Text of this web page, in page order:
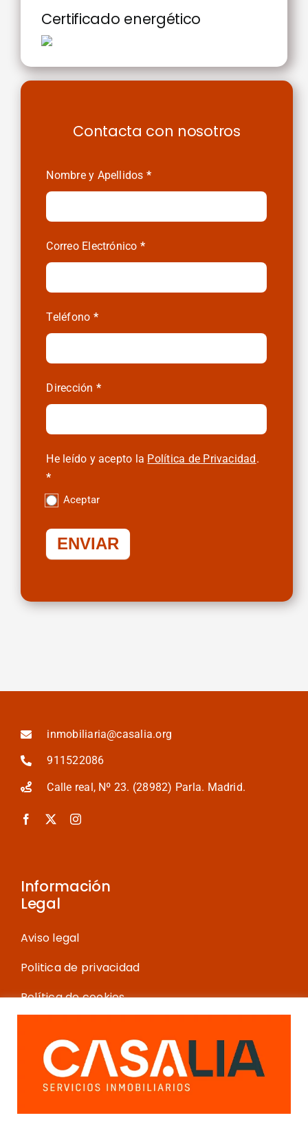
Certificado energético
Contacta con nosotros
Contactenos
Compras
Nombre y Apellidos *
Correo Electrónico *
Teléfono *
Dirección *
He leído y acepto la Política de Privacidad.
*
Aceptar
ENVIAR
inmobiliaria@casalia.org
911522086
Calle real, Nº 23. (28982) Parla. Madrid.
Información
Legal
Aviso legal
Politica de privacidad
Política de cookies